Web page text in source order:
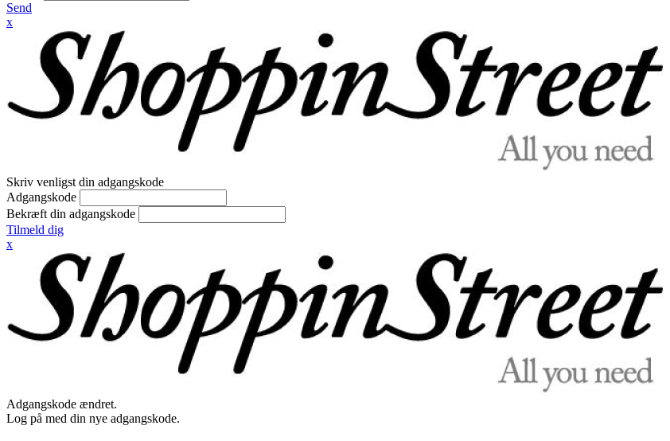
Send
x
Skriv venligst din adgangskode
Adgangskode
Bekræft din adgangskode
Tilmeld dig
x
Adgangskode ændret.
Log på med din nye adgangskode.